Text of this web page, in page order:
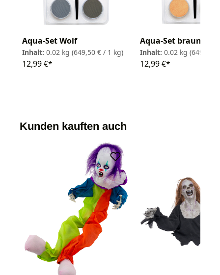
Aqua-Set Wolf
Inhalt: 0.02 kg (649,50 € / 1 kg)
12,99 €*
Aqua-Set brauner
Inhalt: 0.02 kg (649,50
12,99 €*
Kunden kauften auch